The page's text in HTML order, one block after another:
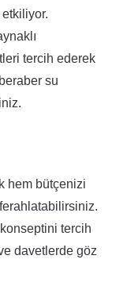
tercih ederek
su
hem bütçenizi
tercih
davetlerde göz